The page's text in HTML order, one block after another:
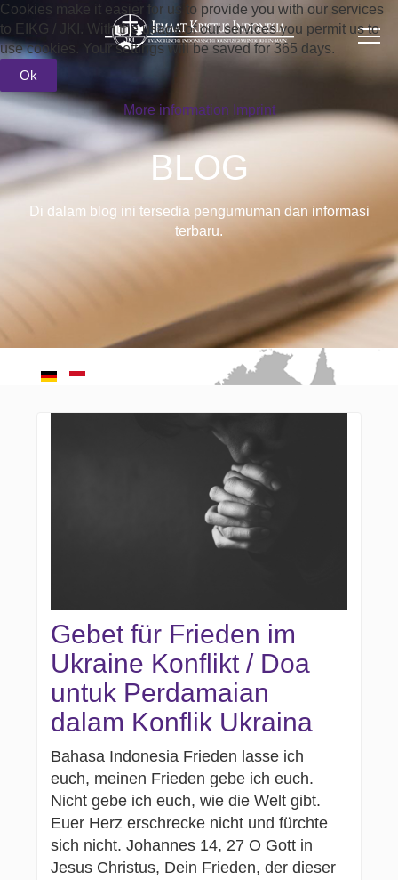
BLOG
Di dalam blog ini tersedia pengumuman dan informasi
terbaru.
Gebet für Frieden im
Ukraine Konflikt / Doa
untuk Perdamaian
dalam Konflik Ukraina
Bahasa Indonesia Frieden lasse ich
euch, meinen Frieden gebe ich euch.
Nicht gebe ich euch, wie die Welt gibt.
Euer Herz erschrecke nicht und fürchte
sich nicht. Johannes 14, 27 O Gott in
Jesus Christus, Dein Frieden, der dieser
Cookies make it easier for us to provide you with our services
to EIKG / JKI. With the usage of our services you permit us to
use cookies. Your settings will be saved for 365 days.
Ok
More information Imprint